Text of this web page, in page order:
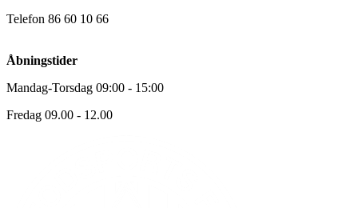
Telefon 86 60 10 66
Åbningstider
Mandag-Torsdag 09:00 - 15:00
Fredag 09.00 - 12.00